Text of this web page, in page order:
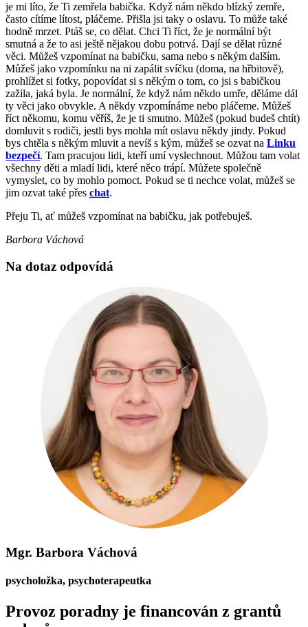
je mi líto, že Ti zemřela babička. Když nám někdo blízký zemře,
často cítíme lítost, pláčeme. Přišla jsi taky o oslavu. To může také
hodně mrzet. Ptáš se, co dělat. Chci Ti říct, že je normální být
smutná a že to asi ještě nějakou dobu potrvá. Dají se dělat různé
věci. Můžeš vzpomínat na babičku, sama nebo s někým dalším.
Můžeš jako vzpomínku na ni zapálit svíčku (doma, na hřbitově),
prohlížet si fotky, popovídat si s někým o tom, co jsi s babičkou
zažila, jaká byla. Je normální, že když nám někdo umře, děláme dál
ty věci jako obvykle. A někdy vzpomínáme nebo pláčeme. Můžeš
říct někomu, komu věříš, že je ti smutno. Můžeš (pokud budeš chtít)
domluvit s rodiči, jestli bys mohla mít oslavu někdy jindy. Pokud
bys chtěla s někým mluvit a nevíš s kým, můžeš se ozvat na Linku
bezpečí. Tam pracujou lidi, kteří umí vyslechnout. Můžou tam volat
všechny děti a mladí lidi, které něco trápí. Můžete společně
vymyslet, co by mohlo pomoct. Pokud se ti nechce volat, můžeš se
jim ozvat také přes chat.
Přeju Ti, ať můžeš vzpomínat na babičku, jak potřebuješ.
Barbora Váchová
Na dotaz odpovídá
Mgr. Barbora Váchová
psycholožka, psychoterapeutka
Provoz poradny je financován z grantů